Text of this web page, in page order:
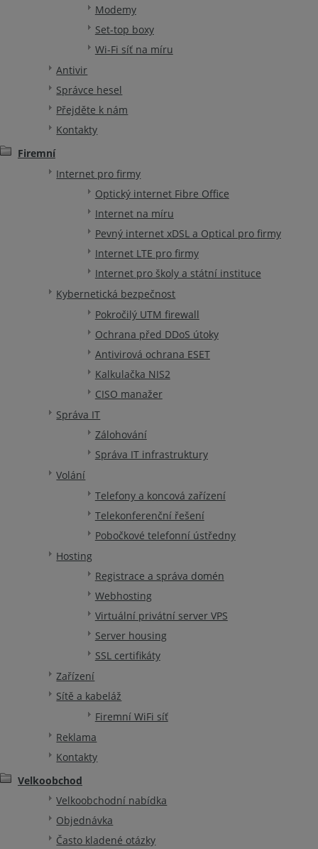
Modemy
Set-top boxy
Wi-Fi síť na míru
Antivir
Správce hesel
Přejděte k nám
Kontakty
Firemní
Internet pro firmy
Optický internet Fibre Office
Internet na míru
Pevný internet xDSL a Optical pro firmy
Internet LTE pro firmy
Internet pro školy a státní instituce
Kybernetická bezpečnost
Pokročilý UTM firewall
Ochrana před DDoS útoky
Antivirová ochrana ESET
Kalkulačka NIS2
CISO manažer
Správa IT
Zálohování
Správa IT infrastruktury
Volání
Telefony a koncová zařízení
Telekonferenční řešení
Pobočkové telefonní ústředny
Hosting
Registrace a správa domén
Webhosting
Virtuální privátní server VPS
Server housing
SSL certifikáty
Zařízení
Sítě a kabeláž
Firemní WiFi síť
Reklama
Kontakty
Velkoobchod
Velkoobchodní nabídka
Objednávka
Často kladené otázky